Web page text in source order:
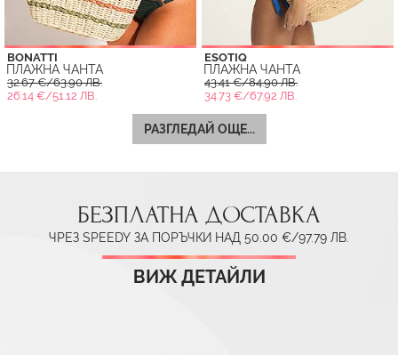
BONATTI
ПЛАЖНА ЧАНТА
32.67 €/63.90 ЛВ.
26.14 €/51.12 ЛВ.
ESOTIQ
ПЛАЖНА ЧАНТА
43.41 €/84.90 ЛВ.
34.73 €/67.92 ЛВ.
РАЗГЛЕДАЙ ОЩЕ...
БЕЗПЛАТНА ДОСТАВКА
ЧРЕЗ SPEEDY ЗА ПОРЪЧКИ НАД 50.00 €/97.79 ЛВ.
ВИЖ ДЕТАЙЛИ